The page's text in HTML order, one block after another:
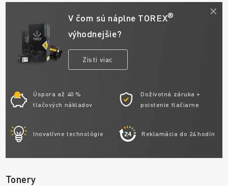
V čom sú náplne TOREX®
výhodnejšie?
Zisti viac
Úspora až 40 %
tlačových nákladov
Doživotná záruka +
poistenie tlačiarne
Inovatívne technológie Reklamácia do 24 hodín
Tonery